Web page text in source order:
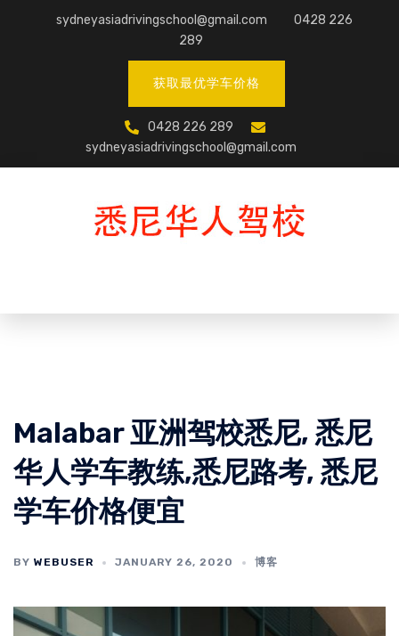
sydneyasiadrivingschool@gmail.com
0428 226
289
获取最优学车价格
0428 226 289
sydneyasiadrivingschool@gmail.com
Malabar 亚洲驾校悉尼, 悉尼
华人学车教练,悉尼路考, 悉尼
学车价格便宜
BY WEBUSER JANUARY 26, 2020 博客